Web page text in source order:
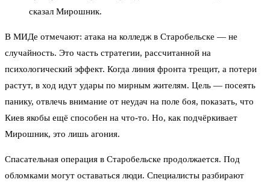
сказал Мирошник.
В МИДе отмечают: атака на колледж в Старобельске — не
случайность. Это часть стратегии, рассчитанной на
психологический эффект. Когда линия фронта трещит, а потери
растут, в ход идут удары по мирным жителям. Цель — посеять
панику, отвлечь внимание от неудач на поле боя, показать, что
Киев якобы ещё способен на что-то. Но, как подчёркивает
Мирошник, это лишь агония.
Спасательная операция в Старобельске продолжается. Под
обломками могут оставаться люди. Специалисты разбирают